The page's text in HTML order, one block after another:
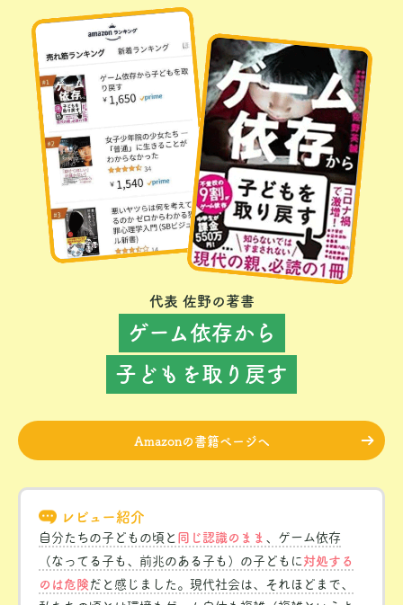
代表 佐野の著書
ゲーム依存から
子どもを取り戻す
Amazonの書籍ページへ
レビュー紹介
自分たちの子どもの頃と 同じ認識のまま 、ゲーム依存
（なってる子も、前兆のある子も）の子どもに対処する
のは危険だと感じました。現代社会は、それほどまで、